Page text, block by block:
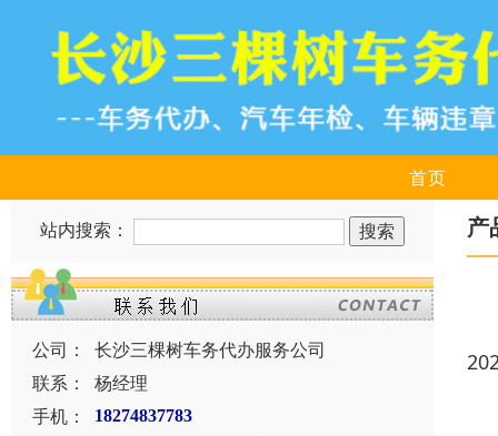
首页
站内搜索：
公司：
长沙三棵树车务代办服务公司
联系：
杨经理
手机：
18274837783
产